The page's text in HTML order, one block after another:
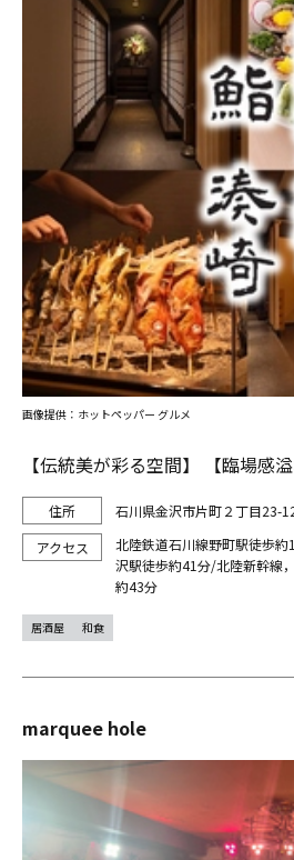
【伝統美が彩る空間】 【臨場感
石川県金沢市片町２丁目23-
北陸鉄道石川線野町駅徒歩
沢駅徒歩約41分/北陸新幹線
約43分
画像提供：ホットペッパー グルメ
居酒屋 和食
marquee hole